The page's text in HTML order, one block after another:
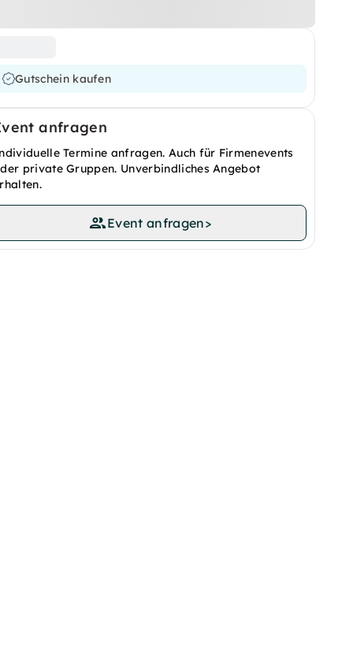
Gutschein kaufen
anfragen
Termine anfragen. Auch für Firmenevents
private Gruppen. Unverbindliches Angebot
Event anfragen>